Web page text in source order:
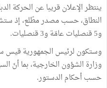
ينتظر الإعلان قريبا عن الحركة
و5 قنصليات عامّة و3 قنصليات.
وستكون لرئيس الجمهورية قيس
وزارة الشؤون الخارجية، بما أنّ
حسب أحكام الدستور.